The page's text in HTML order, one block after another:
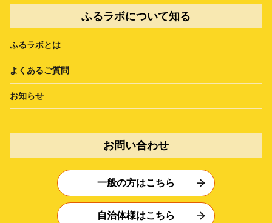
ふるラボについて知る
ふるラボとは
よくあるご質問
お知らせ
お問い合わせ
一般の方はこちら
自治体様はこちら